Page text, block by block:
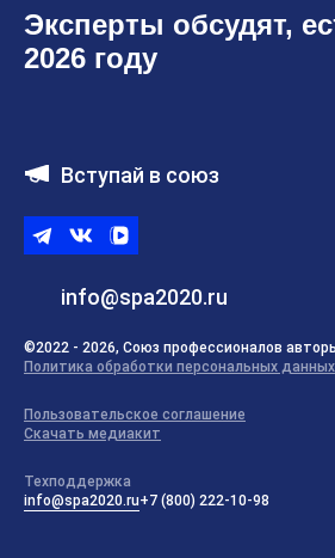
Эксперты обсудят,
2026 году
Вступай в союз
info@spa2020.ru
TelegramВКонтакте
ВК
©2022 - 2026, Союз профессионалов
Политика обработки персональных данных
Пользовательское соглашение
Скачать медиакит
Техподдержка
info@spa2020.ru+7 (800) 222-10-98